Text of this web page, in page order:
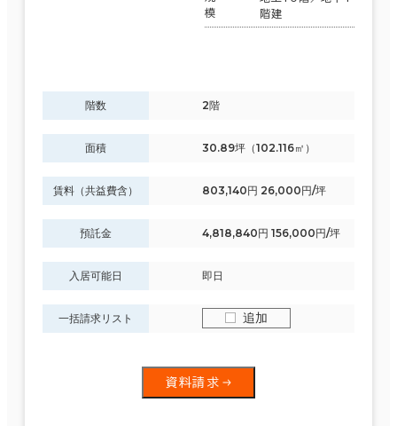
模
階建
階数 2階
面積 30.89坪（102.116㎡）
賃料（共益費含） 803,140円 26,000円/坪
預託金 4,818,840円 156,000円/坪
入居可能日 即日
一括請求リスト 追加
資料請求